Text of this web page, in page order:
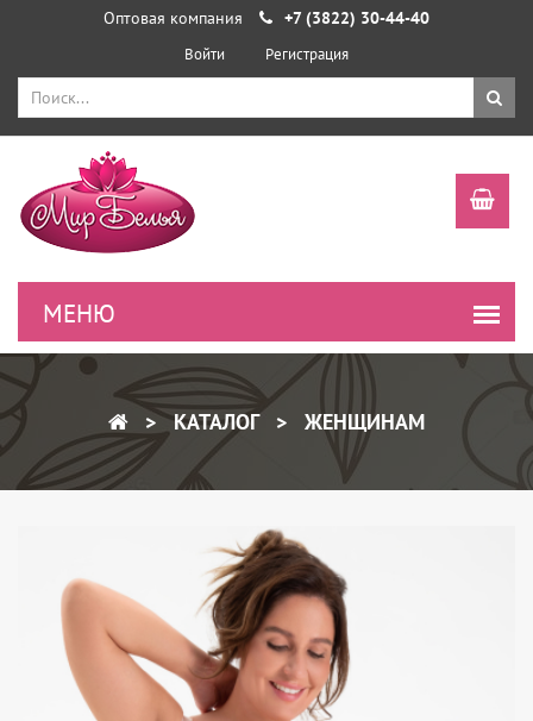
Оптовая компания +7 (3822) 30-44-40
Войти Регистрация
КАТАЛОГ ЖЕНЩИНАМ